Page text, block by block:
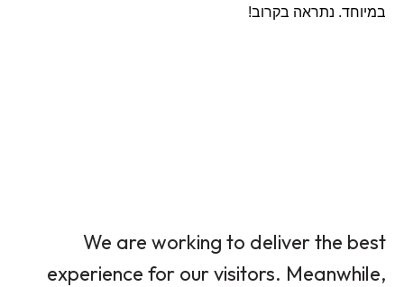
במיוחד. נתראה בקרוב!
We are working to deliver the best
experience for our visitors. Meanwhile,